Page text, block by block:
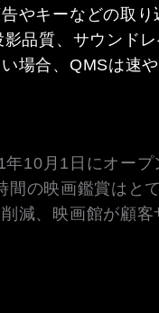
やキーなどの取
品質、サウンド
場合、QMSは速
10月1日にオー
間の映画鑑賞は
減、映画館が顧